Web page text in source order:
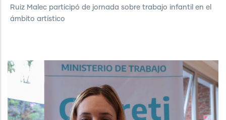
Ruiz Malec participó de jornada sobre trabajo infantil en el
ámbito artístico